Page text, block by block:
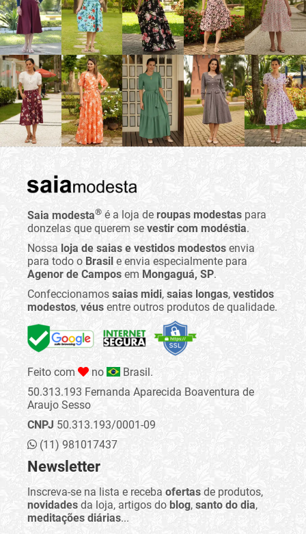
Saia modesta® é a loja de roupas modestas para
donzelas que querem se vestir com modéstia.
Nossa loja de saias e vestidos modestos envia
para todo o Brasil e envia especialmente para
Agenor de Campos em Mongaguá, SP.
Confeccionamos saias midi, saias longas, vestidos
modestos, véus entre outros produtos de qualidade.
Feito com no
Brasil.
50.313.193 Fernanda Aparecida Boaventura de
Araujo Sesso
CNPJ 50.313.193/0001-09
(11) 981017437
Newsletter
Inscreva-se na lista e receba ofertas de produtos,
novidades da loja, artigos do blog, santo do dia,
meditações diárias...